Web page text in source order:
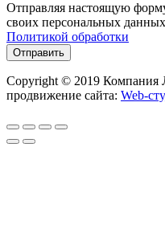
Отправляя настоящую
своих персональных
Политикой обработки
Copyright © 2019 Компания
продвижение сайта: Web-